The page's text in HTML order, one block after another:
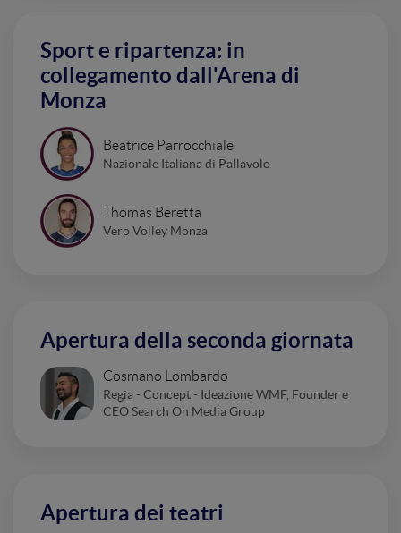
Sport e ripartenza: in
collegamento dall'Arena di
Monza
Beatrice Parrocchiale
Nazionale Italiana di Pallavolo
Thomas Beretta
Vero Volley Monza
Apertura della seconda giornata
Cosmano Lombardo
Regia - Concept - Ideazione WMF, Founder e
CEO Search On Media Group
Apertura dei teatri